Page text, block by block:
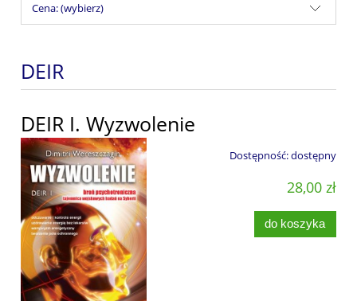
Cena: (wybierz)
DEIR
DEIR I. Wyzwolenie
Dostępność:dostępny
28,00 zł
do koszyka